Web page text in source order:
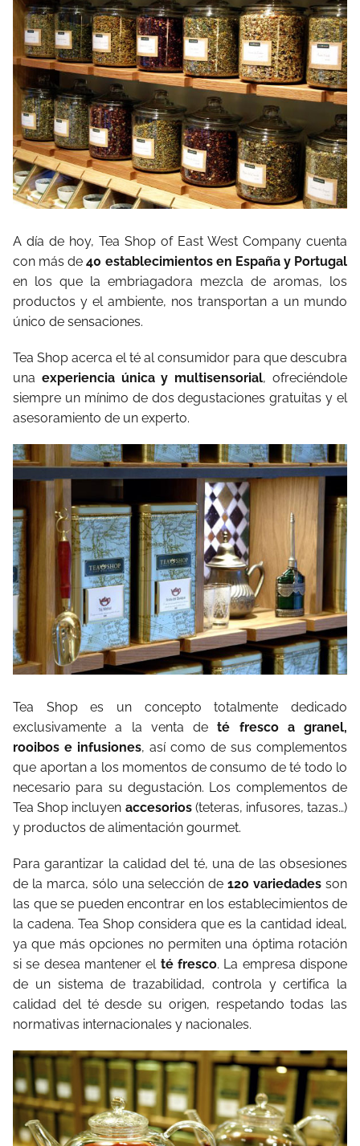
A día de hoy, Tea Shop of East West Company cuenta
con más de40 establecimientos en España y Portugal
en los que la embriagadora mezcla de aromas, los
productos y el ambiente, nos transportan a un mundo
único de sensaciones.
Tea Shop acerca el té al consumidor para que descubra
una experiencia única y multisensorial, ofreciéndole
siempre un mínimo de dos degustaciones gratuitas y el
asesoramiento de un experto.
Tea Shop es un concepto totalmente dedicado
exclusivamente a la venta deté fresco a granel,
rooibos e infusiones, así como de sus complementos
que aportan a los momentos de consumo de té todo lo
necesario para su degustación. Los complementos de
Tea Shop incluyen accesorios(teteras, infusores, tazas…)
y productos de alimentación gourmet.
Para garantizar la calidad del té, una de las obsesiones
de la marca, sólo una selección de120 variedades son
las que se pueden encontrar en los establecimientos de
la cadena. Tea Shop considera que es la cantidad ideal,
ya que más opciones no permiten una óptima rotación
si se desea mantener el té fresco. La empresa dispone
de un sistema de trazabilidad, controla y certifica la
calidad del té desde su origen, respetando todas las
normativas internacionales y nacionales.